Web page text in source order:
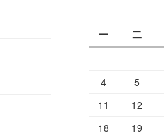
一
二
4
5
11
12
18
19